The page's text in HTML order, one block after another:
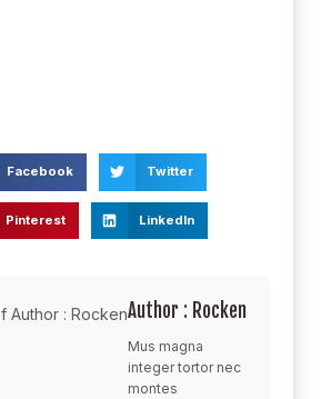
Facebook Twitter
Pinterest LinkedIn
Author : Rocken
Mus magna
integer tortor nec
montes